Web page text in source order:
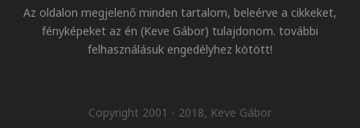
Az oldalon megjelenő minden tartalom, beleérve a cikkeket,
fényképeket az én (Keve Gábor) tulajdonom. további
felhasználásuk engedélyhez kötött!
Copyright 2001 - 2018, Keve Gábor